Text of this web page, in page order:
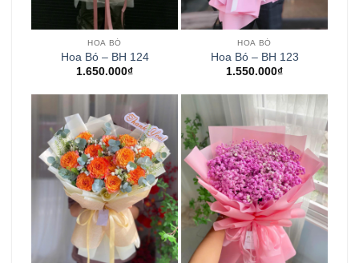
HOA BÓ
Hoa Bó – BH 124
1.650.000₫
HOA BÓ
Hoa Bó – BH 123
1.550.000₫